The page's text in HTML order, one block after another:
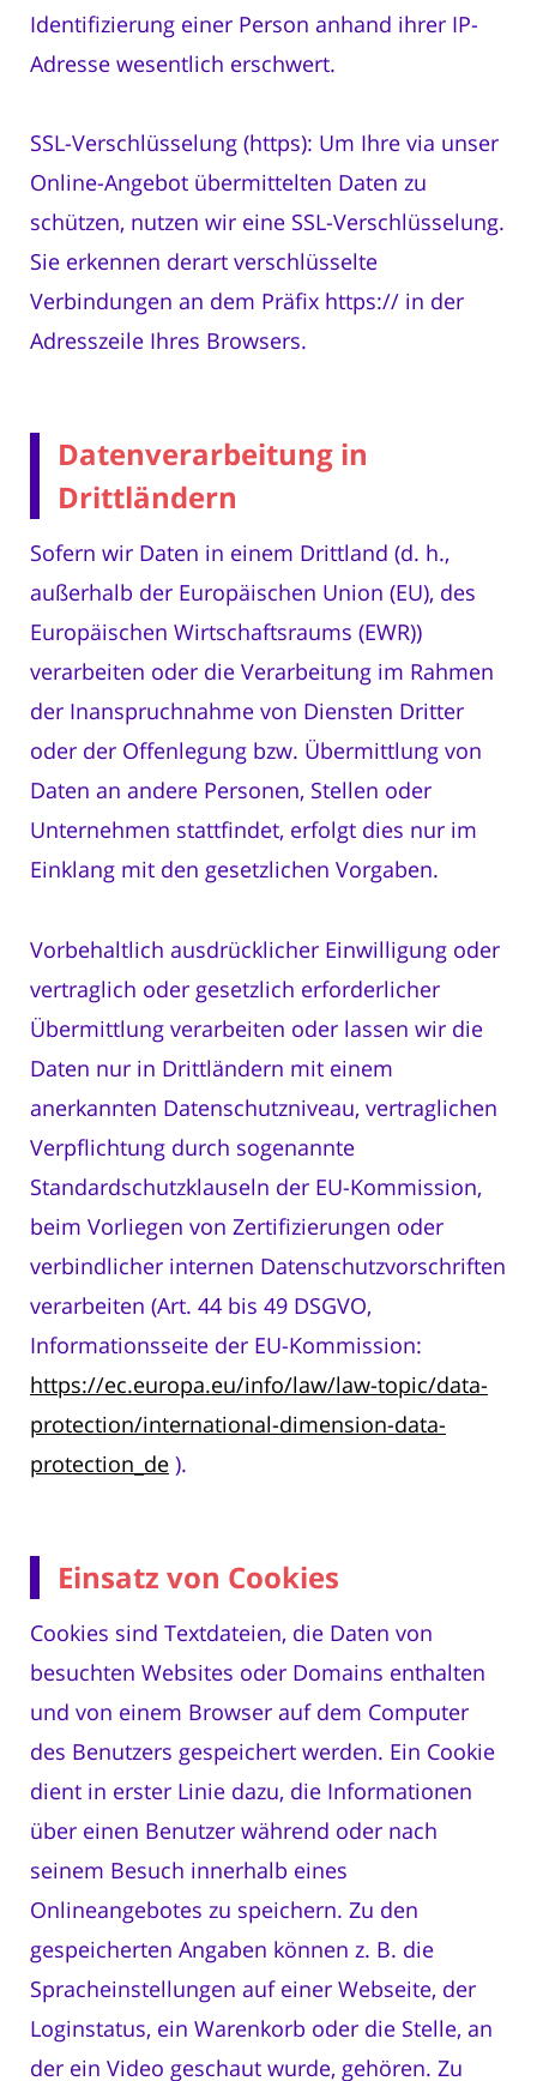
Identifizierung einer Person anhand ihrer IP-
Adresse wesentlich erschwert.
SSL-Verschlüsselung (https): Um Ihre via unser
Online-Angebot übermittelten Daten zu
schützen, nutzen wir eine SSL-Verschlüsselung.
Sie erkennen derart verschlüsselte
Verbindungen an dem Präfix https:// in der
Adresszeile Ihres Browsers.
Datenverarbeitung in
Drittländern
Sofern wir Daten in einem Drittland (d. h.,
außerhalb der Europäischen Union (EU), des
Europäischen Wirtschaftsraums (EWR))
verarbeiten oder die Verarbeitung im Rahmen
der Inanspruchnahme von Diensten Dritter
oder der Offenlegung bzw. Übermittlung von
Daten an andere Personen, Stellen oder
Unternehmen stattfindet, erfolgt dies nur im
Einklang mit den gesetzlichen Vorgaben.
Vorbehaltlich ausdrücklicher Einwilligung oder
vertraglich oder gesetzlich erforderlicher
Übermittlung verarbeiten oder lassen wir die
Daten nur in Drittländern mit einem
anerkannten Datenschutzniveau, vertraglichen
Verpflichtung durch sogenannte
Standardschutzklauseln der EU-Kommission,
beim Vorliegen von Zertifizierungen oder
verbindlicher internen Datenschutzvorschriften
verarbeiten (Art. 44 bis 49 DSGVO,
Informationsseite der EU-Kommission:
https://ec.europa.eu/info/law/law-topic/data-
protection/international-dimension-data-
protection_de ).
Einsatz von Cookies
Cookies sind Textdateien, die Daten von
besuchten Websites oder Domains enthalten
und von einem Browser auf dem Computer
des Benutzers gespeichert werden. Ein Cookie
dient in erster Linie dazu, die Informationen
über einen Benutzer während oder nach
seinem Besuch innerhalb eines
Onlineangebotes zu speichern. Zu den
gespeicherten Angaben können z. B. die
Spracheinstellungen auf einer Webseite, der
Loginstatus, ein Warenkorb oder die Stelle, an
der ein Video geschaut wurde, gehören. Zu